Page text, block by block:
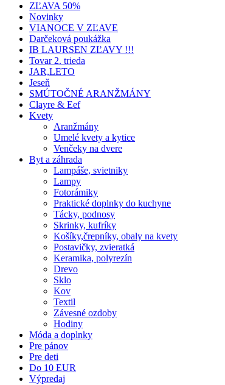
ZĽAVA 50%
Novinky
VIANOCE V ZĽAVE
Darčeková poukážka
IB LAURSEN ZĽAVY !!!
Tovar 2. trieda
JAR,LETO
Jeseň
SMÚTOČNÉ ARANŽMÁNY
Clayre & Eef
Kvety
Aranžmány
Umelé kvety a kytice
Venčeky na dvere
Byt a záhrada
Lampáše, svietniky
Lampy
Fotorámiky
Praktické doplnky do kuchyne
Tácky, podnosy
Skrinky, kufríky
Košíky,črepníky, obaly na kvety
Postavičky, zvieratká
Keramika, polyrezín
Drevo
Sklo
Kov
Textil
Závesné ozdoby
Hodiny
Móda a doplnky
Pre pánov
Pre deti
Do 10 EUR
Výpredaj